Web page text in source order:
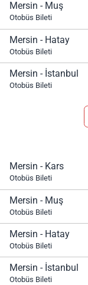
Mersin - Muş
Otobüs Bileti
Mersin - Hatay
Otobüs Bileti
Mersin - İstanbul
Otobüs Bileti
Mersin - Kars
Otobüs Bileti
Mersin - Muş
Otobüs Bileti
Mersin - Hatay
Otobüs Bileti
Mersin - İstanbul
Otobüs Bileti